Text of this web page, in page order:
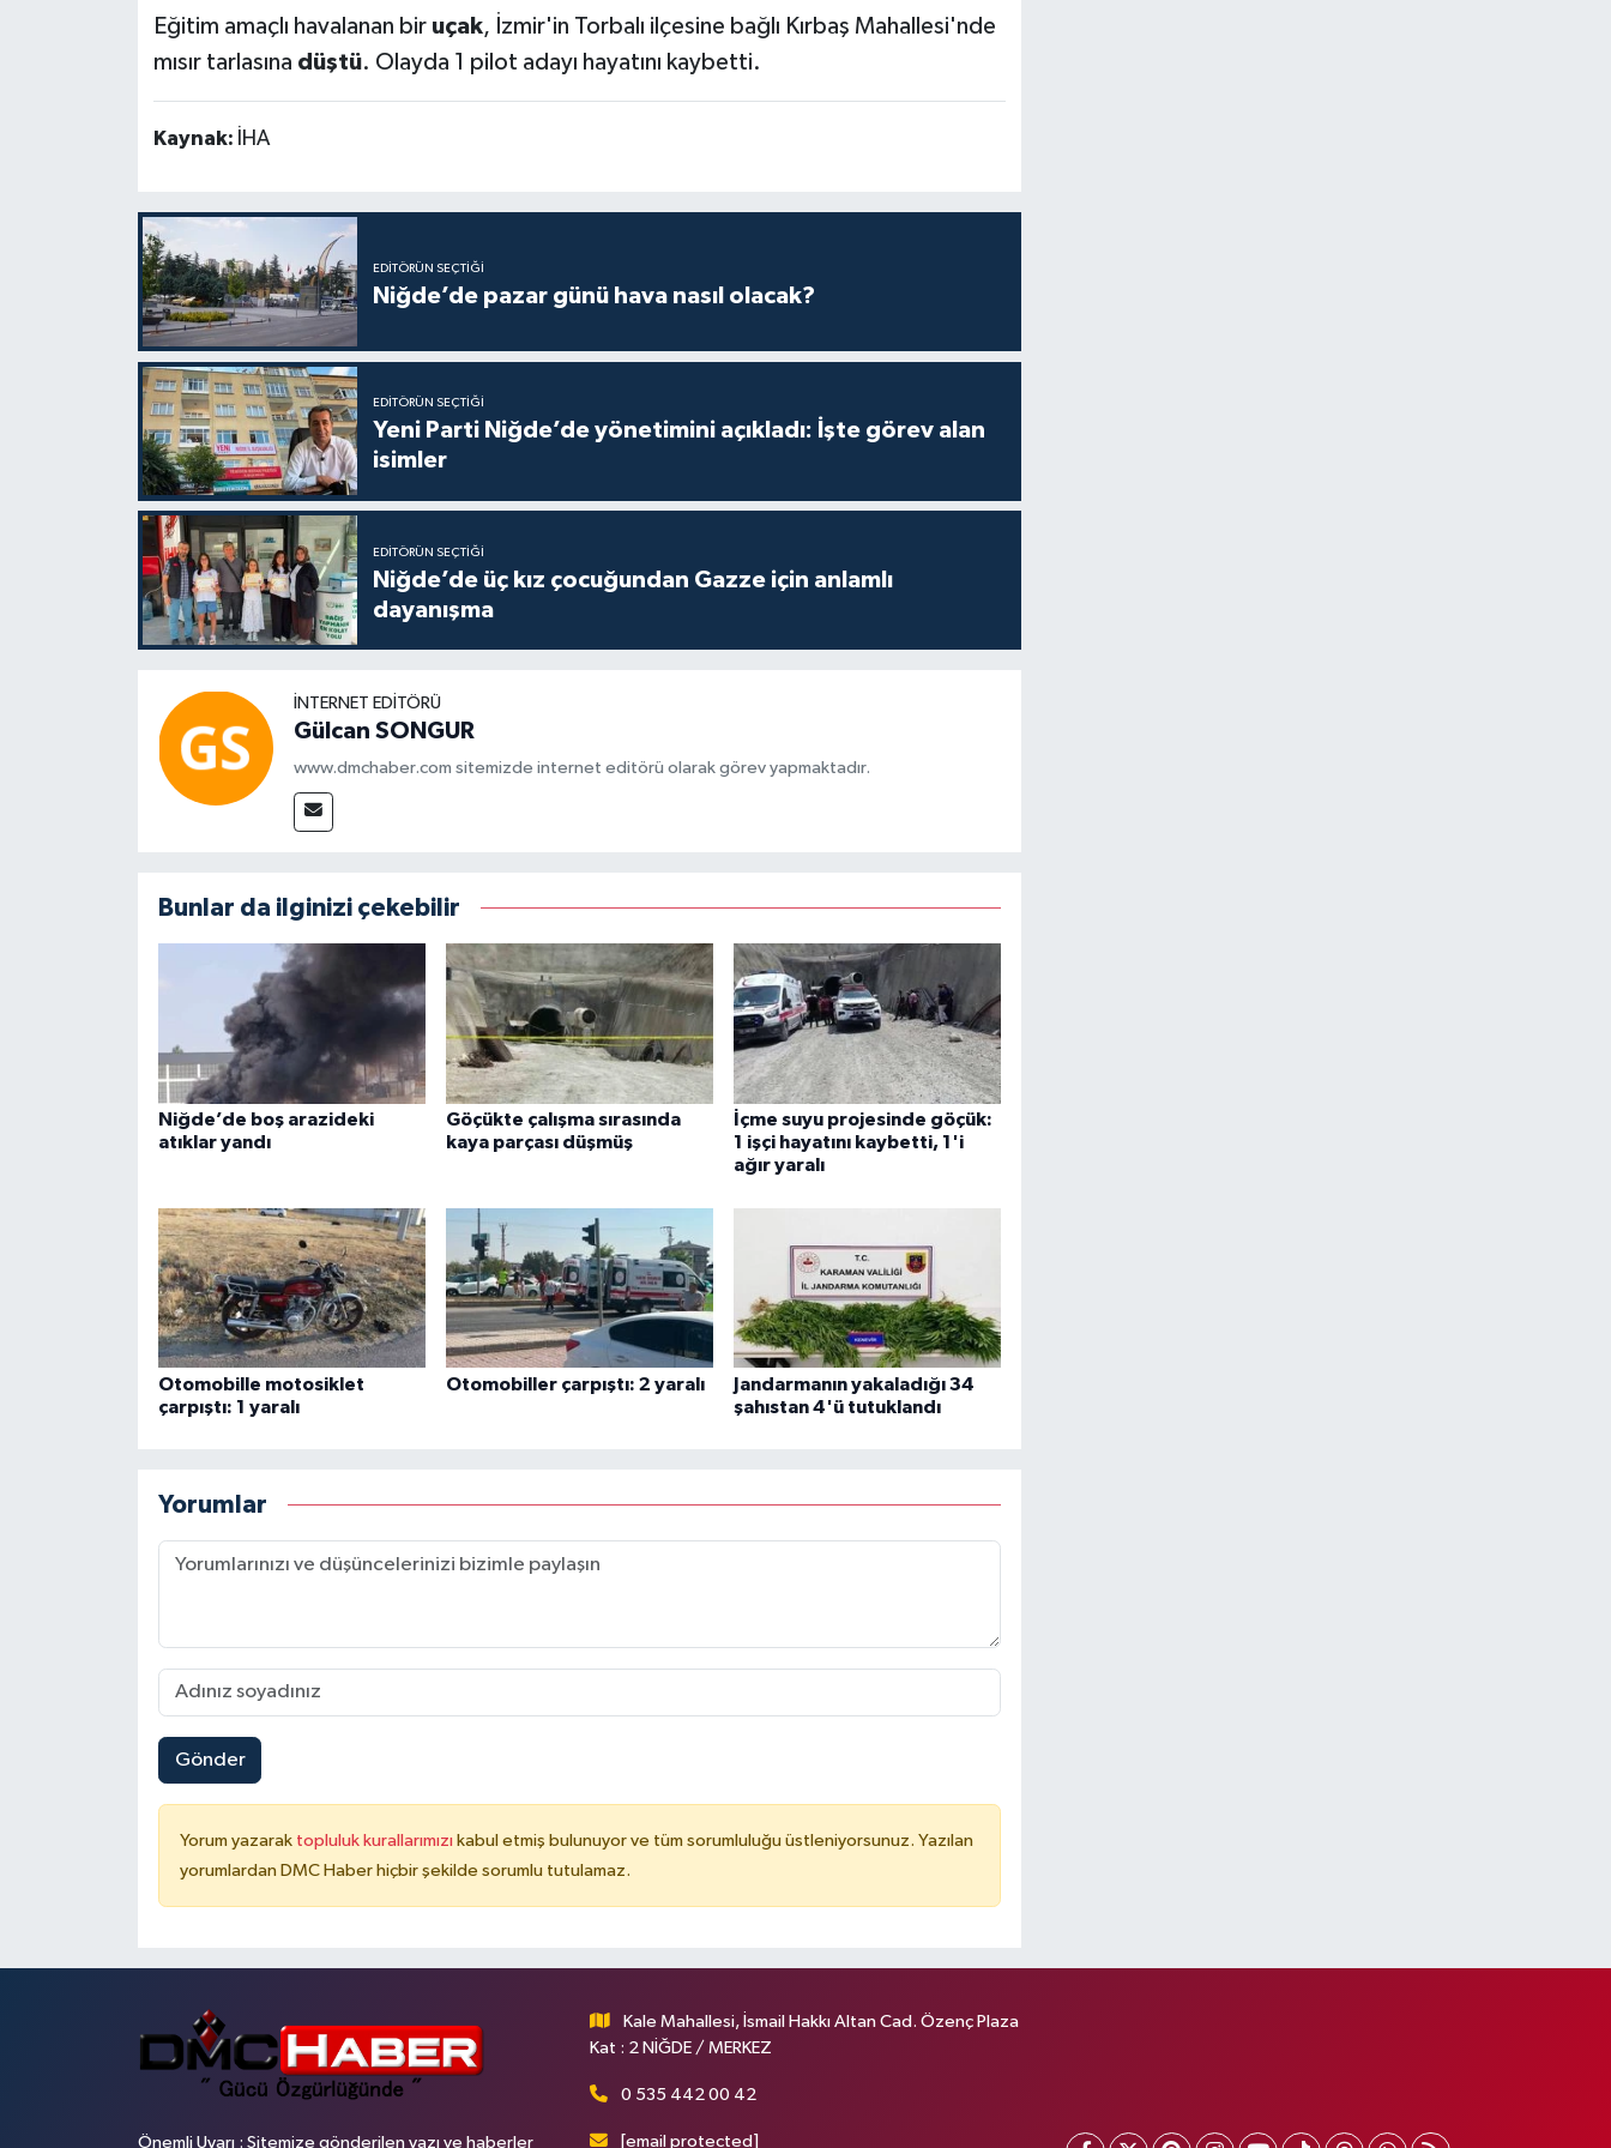
Eğitim amaçlı havalanan bir uçak, İzmir'in Torbalı ilçesine bağlı Kırbaş Mahallesi'nde
mısır tarlasına düştü. Olayda 1 pilot adayı hayatını kaybetti.
Kaynak: İHA
EDITÖRÜN SEÇTIĞI
Niğde’de pazar günü hava nasıl olacak?
EDITÖRÜN SEÇTIĞI
Yeni Parti Niğde’de yönetimini açıkladı: İşte görev alan
isimler
EDITÖRÜN SEÇTIĞI
Niğde’de üç kız çocuğundan Gazze için anlamlı
dayanışma
İNTERNET EDITÖRÜ
Gülcan SONGUR
www.dmchaber.com sitemizde internet editörü olarak görev yapmaktadır.
Bunlar da ilginizi çekebilir
Niğde’de boş arazideki
atıklar yandı
Göçükte çalışma sırasında
kaya parçası düşmüş
İçme suyu projesinde göçük:
1 işçi hayatını kaybetti, 1'i
ağır yaralı
Otomobille motosiklet
çarpıştı: 1 yaralı
Otomobiller çarpıştı: 2 yaralı
Jandarmanın yakaladığı 34
şahıstan 4'ü tutuklandı
Yorumlar
Gönder
Yorum yazarak topluluk kurallarımızı kabul etmiş bulunuyor ve tüm sorumluluğu üstleniyorsunuz. Yazılan
yorumlardan DMC Haber hiçbir şekilde sorumlu tutulamaz.
Önemli Uyarı : Sitemize gönderilen yazı ve haberler
Kale Mahallesi, İsmail Hakkı Altan Cad. Özenç Plaza
Kat : 2 NİĞDE / MERKEZ
0 535 442 00 42
[email protected]